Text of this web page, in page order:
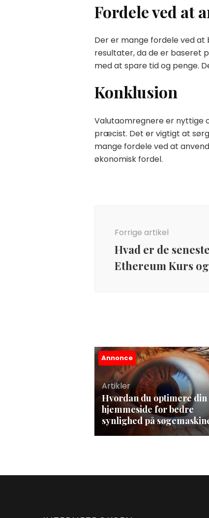
Fordele ved at
Der er mange fordele ved
resultater, da de er baseret
med at spare tid og penge.
Konklusion
Valutaomregnere er nyttige
præcist. Det er vigtigt at
mange fordele ved at
økonomisk fordel.
Forrige artikel
Hvad er de
Ethereum Kurs
Annonce
Artikler
Hvordan du optimere din
hjemmeside for bedre
synlighed på